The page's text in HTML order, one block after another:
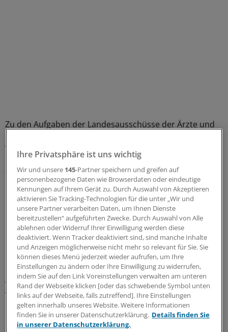
Zu den Aufgaben der Landesausschüsse der Ärzte und
Versorgungsgrades und das Einleiten der erforderlichen
Maßnahmen, um eine ausreichende hausärztliche und
fachärztliche Versorgung der Bevölkerung in der
entsprechenden Region herzustellen.
Der zweite Beschluss legt fest, dass GKV-Patienten mit
bestimmten Hauterkrankungen künftig Anspruch auf
eine Balneofototherapie haben.
Die dritte Veröffentlichung betrifft Clopidogrel als
Monotherapie. Die Kassen tragen die Therapie nur noch,
wenn zusätzlich eine nachgewiesene periphere arterielle
Verschlusskrankheit besteht oder eine ASS-
Unverträglichkeit vorliegt.
Ihre Privatsphäre ist uns wichtig
Wir und unsere 145-Partner speichern und greifen auf
personenbezogene Daten wie Browserdaten oder eindeutige
Kennungen auf Ihrem Gerät zu. Durch Auswahl von Akzeptieren
aktivieren Sie Tracking-Technologien für die unter „Wir und
unsere Partner verarbeiten Daten, um Ihnen Dienste
bereitzustellen“ aufgeführten Zwecke. Durch Auswahl von Alle
ablehnen oder Widerruf Ihrer Einwilligung werden diese
deaktiviert. Wenn Tracker deaktiviert sind, sind manche Inhalte
und Anzeigen möglicherweise nicht mehr so relevant für Sie. Sie
können dieses Menü jederzeit wieder aufrufen, um Ihre
Einstellungen zu ändern oder Ihre Einwilligung zu widerrufen,
indem Sie auf den Link Voreinstellungen verwalten am unteren
Rand der Webseite klicken [oder das schwebende Symbol unten
links auf der Webseite, falls zutreffend]. Ihre Einstellungen
gelten innerhalb unseres Website. Weitere Informationen
finden Sie in unserer Datenschutzerklärung. Details finden Sie
in unserer Datenschutzerklärung.